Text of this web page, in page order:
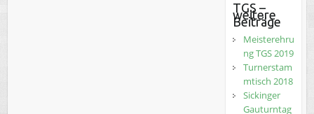
TGS –
weitere
Beiträge
Meisterehru
ng TGS 2019
Turnerstam
mtisch 2018
Sickinger
Gauturntag